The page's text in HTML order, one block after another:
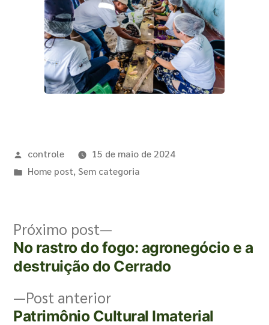
controle
15 de maio de 2024
Home post, Sem categoria
Post anterior
Patrimônio Cultural Imaterial
Próximo post
No rastro do fogo: agronegócio e a
destruição do Cerrado